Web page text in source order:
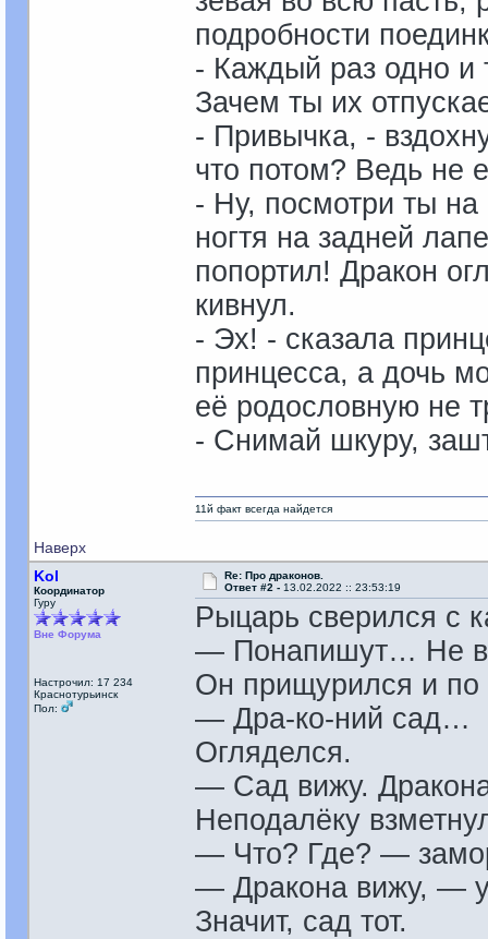
подробности
- Каждый раз одно и
Зачем ты их
- Привычка, -
что потом? Ведь не
- Ну, посмотри ты на
ногтя на задней
попортил! Дракон
кивнул.
- Эх! - сказала
принцесса, а дочь
её родословную не
- Снимай шкуру,
Наверх
11й факт всегда найдется
Kol
Координатор
Гуру
Вне Форума
Настрочил: 17 234
Краснотурьинск
Пол:
Re: Про драконов.
Ответ #2 - 13.02.2022 :: 23:53:19
Рыцарь сверился с
— Понапишут… Не
Он прищурился и по
— Дра-ко-ний сад…
Огляделся.
— Сад вижу.
Неподалёку
— Что? Где? —
— Дракона вижу, —
Значит, сад тот.